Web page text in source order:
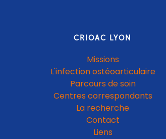
CRIOAC LYON
Missions
L'infection ostéoarticulaire
Parcours de soin
Centres correspondants
La recherche
Contact
Liens